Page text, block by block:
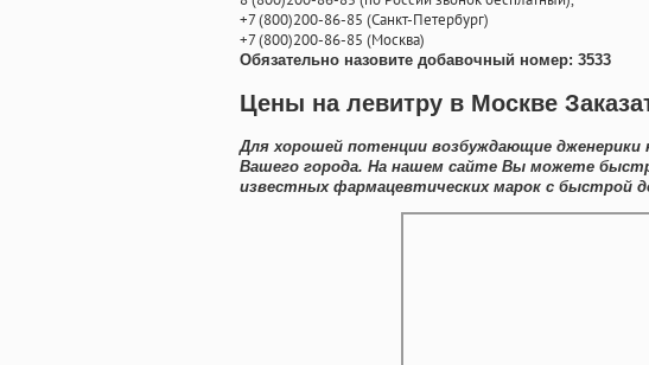
+7(800)200-86-85 (Санкт-Петербург)
+7(800)200-86-85 (Москва)
Обязательно назовите добавочный номер: 3533
Цены на левитру в Москве
Для хорошей потенции возбуждающие дженерики
Вашего города. На нашем сайте Вы можете
известных фармацевтических марок с быстрой